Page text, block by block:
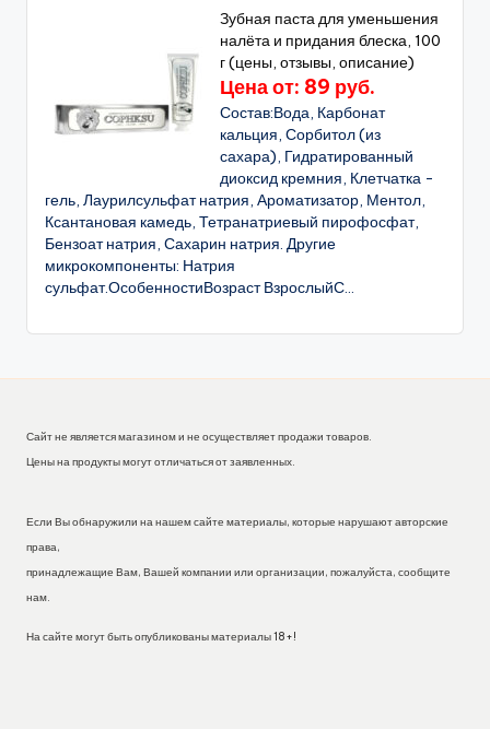
Зубная паста для уменьшения
налёта и придания блеска, 100
г (цены, отзывы, описание)
Цена от: 89 руб.
Состав:Вода, Карбонат
кальция, Сорбитол (из
сахара), Гидратированный
диоксид кремния, Клетчатка -
гель, Лаурилсульфат натрия, Ароматизатор, Ментол,
Ксантановая камедь, Тетранатриевый пирофосфат,
Бензоат натрия, Сахарин натрия. Другие
микрокомпоненты: Натрия
сульфат.ОсобенностиВозраст ВзрослыйС...
Сайт не является магазином и не осуществляет продажи товаров.
Цены на продукты могут отличаться от заявленных.
Если Вы обнаружили на нашем сайте материалы, которые нарушают авторские
права,
принадлежащие Вам, Вашей компании или организации, пожалуйста, сообщите
нам.
На сайте могут быть опубликованы материалы 18+!